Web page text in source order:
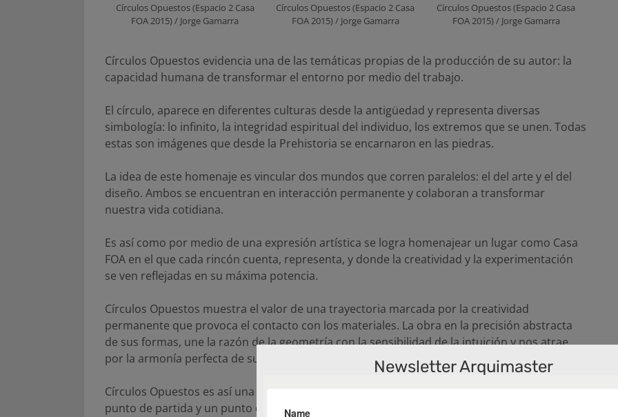
Círculos Opuestos (Espacio 2 Casa
FOA 2015) / Jorge Gamarra
Círculos Opuestos (Espacio 2 Casa
FOA 2015) / Jorge Gamarra
Círculos Opuestos (Espacio 2 Casa
FOA 2015) / Jorge Gamarra
Círculos Opuestos evidencia una de las temáticas propias de la producción de su autor: la
capacidad humana de transformar el entorno por medio del trabajo.
El círculo, aparece en diferentes culturas desde la antigüedad y representa diversas
simbología: lo infinito, la integridad espiritual del individuo, los extremos que se unen. Todas
estas son imágenes que desde la Prehistoria se encarnaron en las piedras.
La idea de este homenaje es vincular dos mundos que corren paralelos: el del arte y el del
diseño. Ambos se encuentran en interacción permanente y colaboran a transformar
nuestra vida cotidiana.
Es así como por medio de una expresión artística se logra homenajear un lugar como Casa
FOA en el que cada rincón cuenta, representa, y donde la creatividad y la experimentación
se ven reflejadas en su máxima potencia.
Círculos Opuestos muestra el valor de una trayectoria marcada por la creatividad
permanente que provoca el contacto con los materiales. La obra en la precisión abstracta
de sus formas, une la razón de la geometría con la sensibilidad de la intuición y nos atrae
por la armonía perfecta de su figura.
Círculos Opuestos es así una alegoría de ese camino recorrido, durante 30 años, de un
punto de partida y un punto de llegada cuyos logros auspiciamos durarán para siempre.
Newsletter Arquimaster